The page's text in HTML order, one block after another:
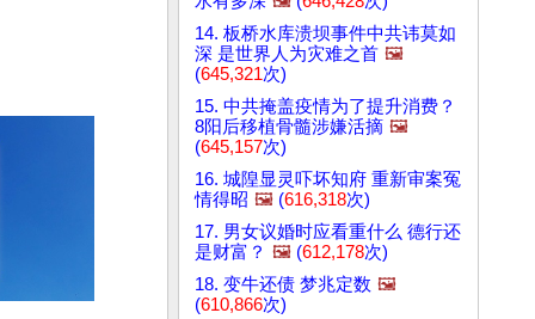
14. 板桥水库溃坝事件中共讳莫如
深 是世界人为灾难之首 🖼️
(645,321次)
15. 中共掩盖疫情为了提升消费？
8阳后移植骨髓涉嫌活摘 🖼️
(645,157次)
16. 城隍显灵吓坏知府 重新审案冤
情得昭 🖼️ (616,318次)
17. 男女议婚时应看重什么 德行还
是财富？ 🖼️ (612,178次)
18. 变牛还债 梦兆定数 🖼️
(610,866次)